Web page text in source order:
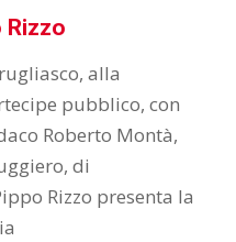
Rizzo
alla
pubblico, con
Roberto Montà,
di
Rizzo presenta la